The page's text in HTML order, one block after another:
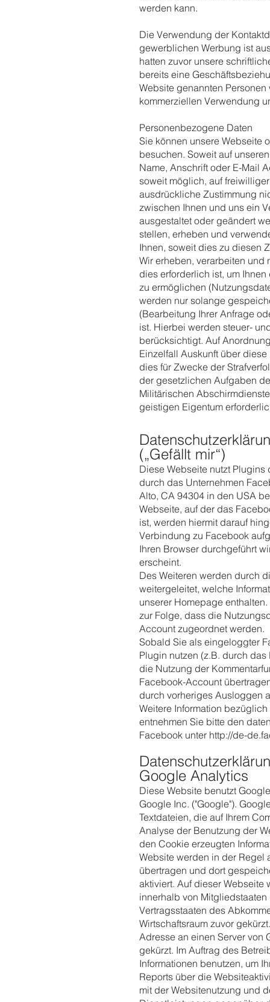
werden kann.
Die Verwendung der
gewerblichen Werbung ist
hatten zuvor unsere
bereits eine
Website genannten
kommerziellen Verwendung
Personenbezogene Daten
Sie können unsere Webseite
besuchen. Soweit auf
Name, Anschrift oder E-Mail
soweit möglich, auf
ausdrückliche Zustimmung
zwischen Ihnen und uns ein
ausgestaltet oder geändert
stellen, erheben und
Ihnen, soweit dies zu diesen
Wir erheben, verarbeiten
dies erforderlich ist, um
zu ermöglichen
werden nur solange
(Bearbeitung Ihrer Anfrage
ist. Hierbei werden steuer-
berücksichtigt. Auf
Einzelfall Auskunft über
dies für Zwecke der
der gesetzlichen Aufgaben
Militärischen
geistigen Eigentum
(„Gefällt mir“)
Diese Webseite nutzt
durch das Unternehmen
Alto, CA 94304 in den USA
Webseite, auf der das
ist, werden hiermit darauf
Verbindung zu Facebook
Ihren Browser durchgeführt
erscheint.
Des Weiteren werden durch
weitergeleitet, welche
unserer Homepage
zur Folge, dass die
Account zugeordnet werden.
Sobald Sie als eingeloggter
Plugin nutzen (z.B. durch
die Nutzung der
Facebook-Account
durch vorheriges Ausloggen
Weitere Information
entnehmen Sie bitte den
Facebook unter http://de-
Google Analytics
Diese Website benutzt
Google Inc. ("Google").
Textdateien, die auf Ihrem
Analyse der Benutzung der
den Cookie erzeugten
Website werden in der Regel
übertragen und dort
aktiviert. Auf dieser Webseite
innerhalb von
Vertragsstaaten des
Wirtschaftsraum zuvor
Adresse an einen Server von
gekürzt. Im Auftrag des
Informationen benutzen, um
Reports über die
mit der Websitenutzung und